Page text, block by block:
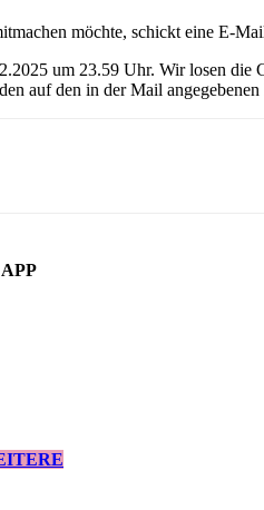
möchte, schickt eine E-
um 23.59 Uhr. Wir losen
auf den in der Mail